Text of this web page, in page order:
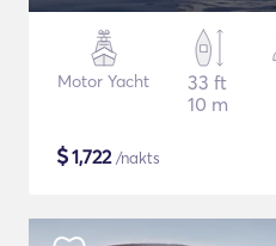
Motor Yacht
33 ft
10 m
$1,722/nakts